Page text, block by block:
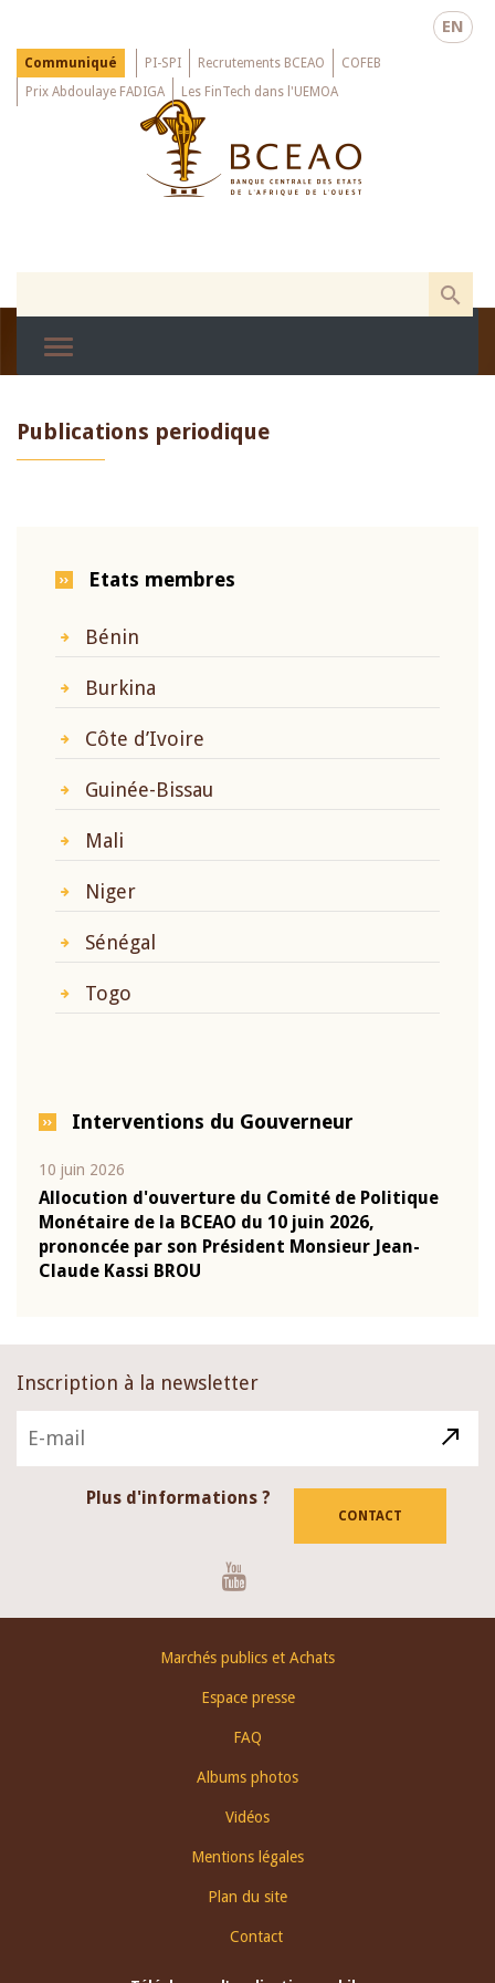
main
EN
Menu
Top
Communiqué PI-SPI Recrutements BCEAO
COFEB
Prix Abdoulaye FADIGA
Les FinTech dans l'UEMOA
Publications periodique
Etats membres
Bénin
Burkina
Côte d’Ivoire
Guinée-Bissau
Mali
Niger
Sénégal
Togo
Interventions du Gouverneur
10 juin 2026
Allocution d'ouverture du Comité de Politique
Monétaire de la BCEAO du 10 juin 2026,
prononcée par son Président Monsieur Jean-
Claude Kassi BROU
Inscription à la newsletter
Plus d'informations ?
CONTACT
Marchés publics et Achats
Espace presse
FAQ
Albums photos
Vidéos
Mentions légales
Plan du site
Contact